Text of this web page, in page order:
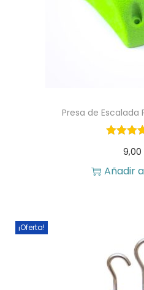
Presa de Escalada
9,00
Añadir
¡Oferta!